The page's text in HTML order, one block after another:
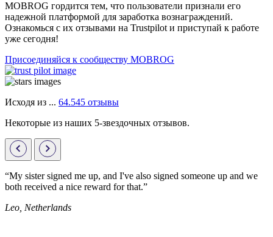
MOBROG гордится тем, что пользователи признали его
надежной платформой для заработка вознаграждений.
Ознакомься с их отзывами на Trustpilot и приступай к работе
уже сегодня!
Присоединяйся к сообществу MOBROG
Исходя из ... 64.545 отзывы
Некоторые из наших 5-звездочных отзывов.
“My sister signed me up, and I've also signed someone up and we
both received a nice reward for that.”
Leo, Netherlands